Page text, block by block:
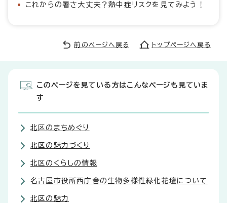
これからの暑さ大丈夫？熱中症リスクを見てみよう！
前のページへ戻る トップページへ戻る
このページを見ている方はこんなページも見ていま
す
北区のまちめぐり
北区の魅力づくり
北区のくらしの情報
名古屋市役所西庁舎の生物多様性緑化花壇について
北区の魅力